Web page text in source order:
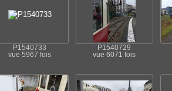
P1540733
vue 5967 fois
P1540729
vue 6071 fois